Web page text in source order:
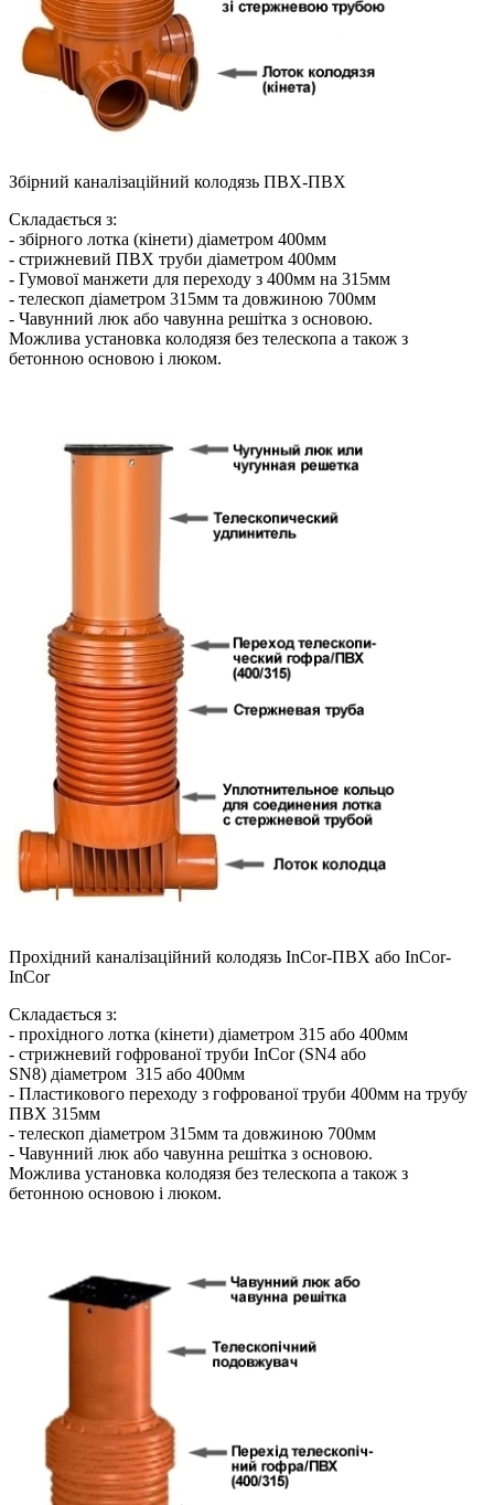
Збірний каналізаційний колодязь ПВХ-ПВХ
Складається з:
- збірного лотка (кінети) діаметром 400мм
- стрижневий ПВХ труби діаметром 400мм
- Гумової манжети для переходу з 400мм на 315мм
- телескоп діаметром 315мм та довжиною 700мм
- Чавунний люк або чавунна решітка з основою.
Можлива установка колодязя без телескопа а також з
бетонною основою і люком.
Прохідний каналізаційний колодязь InCor-ПВХ або InCor-
InCor
Складається з:
- прохідного лотка (кінети) діаметром 315 або 400мм
- стрижневий гофрованої труби InCor (SN4 або
SN8) діаметром 315 або 400мм
- Пластикового переходу з гофрованої труби 400мм на трубу
ПВХ 315мм
- телескоп діаметром 315мм та довжиною 700мм
- Чавунний люк або чавунна решітка з основою.
Можлива установка колодязя без телескопа а також з
бетонною основою і люком.